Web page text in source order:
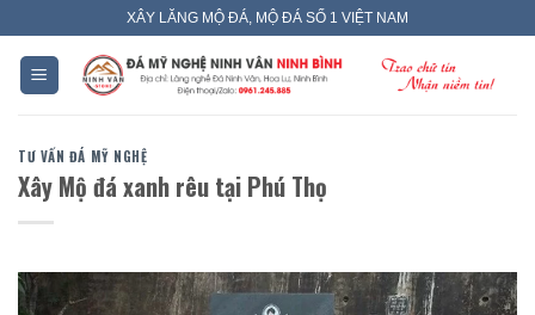
content
XÂY LĂNG MỘ ĐÁ, MỘ ĐÁ SỐ 1 VIỆT NAM
TƯ VẤN ĐÁ MỸ NGHỆ
Xây Mộ đá xanh rêu tại Phú Thọ